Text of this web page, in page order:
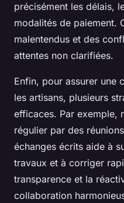
précisément les délais,
modalités de paiement.
malentendus et des
attentes non clarifiées.
Enfin, pour assurer une
les artisans, plusieurs
efficaces. Par exemple,
régulier par des
échanges écrits aide à
travaux et à corriger
transparence et la
collaboration